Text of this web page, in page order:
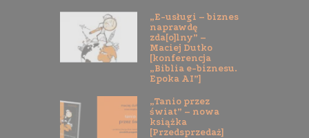
„E-usługi – biznes
naprawdę
zda[o]lny” –
Maciej Dutko
[konferencja
„Biblia e-biznesu.
Epoka AI”]
„Tanio przez
świat” – nowa
książka
[Przedsprzedaż]